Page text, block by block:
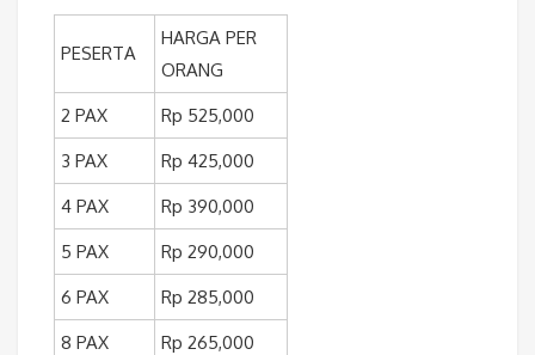
PESERTA
HARGA PER
ORANG
2 PAX
Rp 525,000
3 PAX
Rp 425,000
4 PAX
Rp 390,000
5 PAX
Rp 290,000
6 PAX
Rp 285,000
8 PAX
Rp 265,000